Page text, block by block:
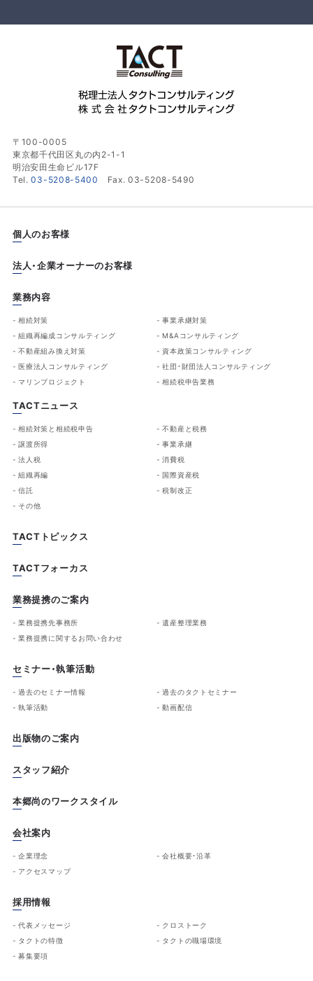
〒100-0005
東京都千代田区丸の内2-1-1
明治安田生命ビル17F
Tel.03-5208-5400 Fax. 03-5208-5490
個人のお客様
法人・企業オーナーのお客様
業務内容
相続対策
事業承継対策
組織再編成コンサルティング
M&Aコンサルティング
不動産組み換え対策
資本政策コンサルティング
医療法人コンサルティング
社団・財団法人コンサルティング
マリンプロジェクト
相続税申告業務
TACTニュース
相続対策と相続税申告
不動産と税務
譲渡所得
事業承継
法人税
消費税
組織再編
国際資産税
信託
税制改正
その他
TACTトピックス
TACTフォーカス
業務提携のご案内
業務提携先事務所
遺産整理業務
業務提携に関するお問い合わせ
セミナー・執筆活動
過去のセミナー情報
過去のタクトセミナー
執筆活動
動画配信
出版物のご案内
スタッフ紹介
本郷尚のワークスタイル
会社案内
企業理念
会社概要・沿革
アクセスマップ
採用情報
代表メッセージ
クロストーク
タクトの特徴
タクトの職場環境
募集要項